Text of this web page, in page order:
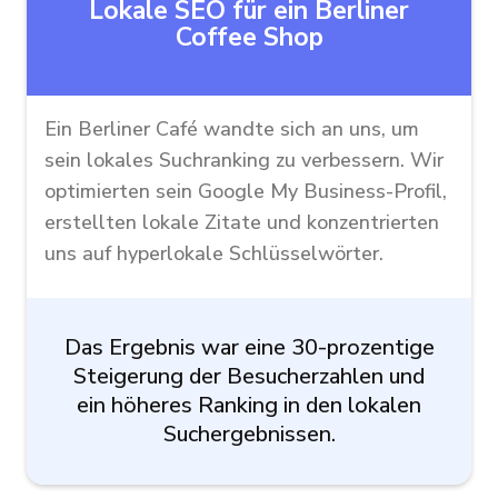
Lokale SEO für ein Berliner
Coffee Shop
Ein Berliner Café wandte sich an uns, um
sein lokales Suchranking zu verbessern. Wir
optimierten sein Google My Business-Profil,
erstellten lokale Zitate und konzentrierten
uns auf hyperlokale Schlüsselwörter.
Das Ergebnis war eine 30-prozentige
Steigerung der Besucherzahlen und
ein höheres Ranking in den lokalen
Suchergebnissen.